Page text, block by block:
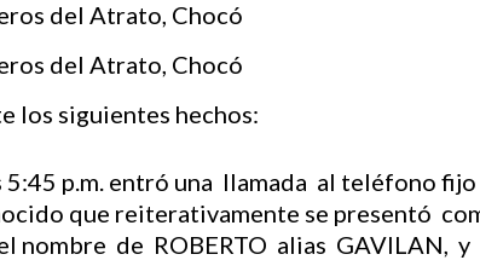
los siguientes hechos:
p.m. entró una llamada al teléfono
que reiterativamente se presentó
nombre de ROBERTO alias GAVILAN,